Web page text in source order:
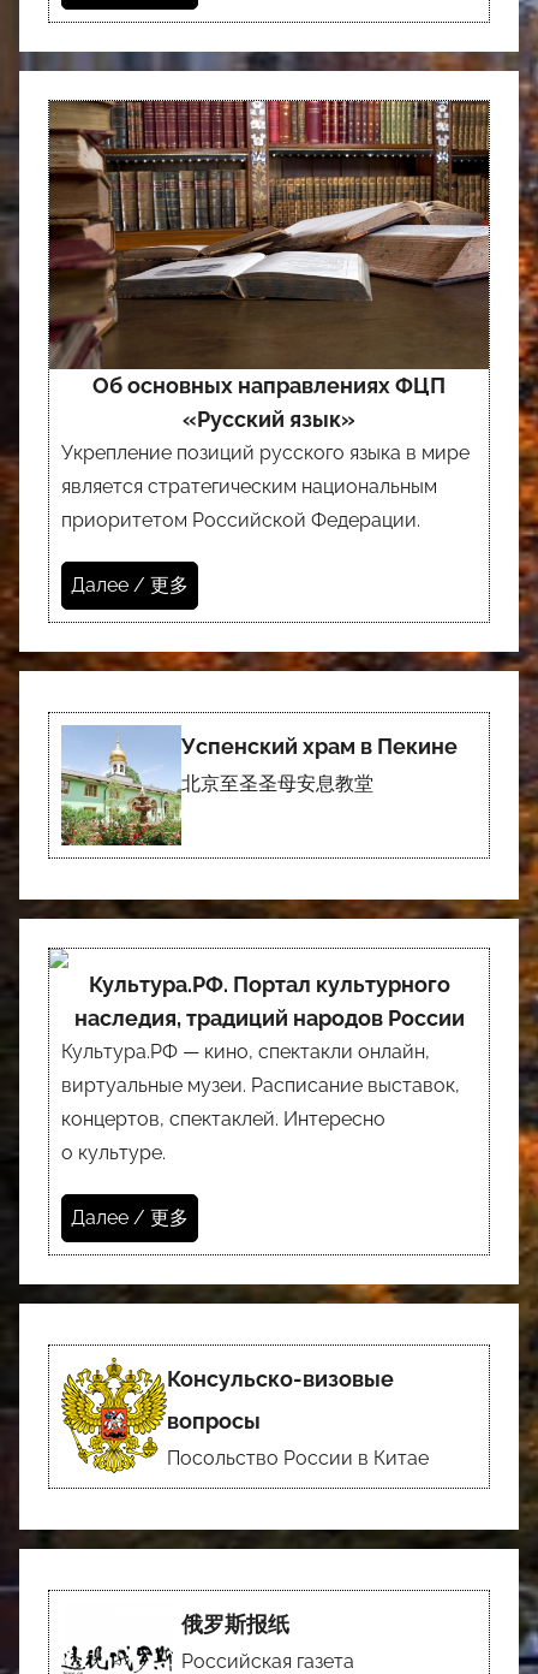
Об основных направлениях ФЦП
«Русский язык»
Укрепление позиций русского языка в мире
является стратегическим национальным
приоритетом Российской Федерации.
Далее / 更多
Успенский храм в Пекине
北京至圣圣母安息教堂
Культура.РФ. Портал культурного
наследия, традиций народов России
Культура.РФ — кино, спектакли онлайн,
виртуальные музеи. Расписание выставок,
концертов, спектаклей. Интересно
о культуре.
Далее / 更多
Консульско-визовые
вопросы
Посольство России в Китае
俄罗斯报纸
Российская газета